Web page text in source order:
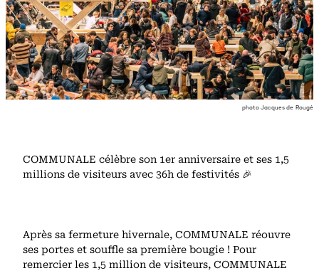
photo Jacques de Rougé
COMMUNALE célèbre son 1er anniversaire et ses 1,5
millions de visiteurs avec 36h de festivités 🎉
Après sa fermeture hivernale, COMMUNALE réouvre
ses portes et souffle sa première bougie ! Pour
remercier les 1,5 million de visiteurs, COMMUNALE